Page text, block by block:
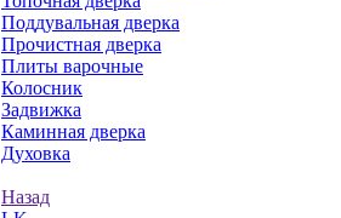
Поддувальная дверка
Прочистная дверка
Плиты варочные
Колосник
Задвижка
Каминная дверка
Духовка
Назад